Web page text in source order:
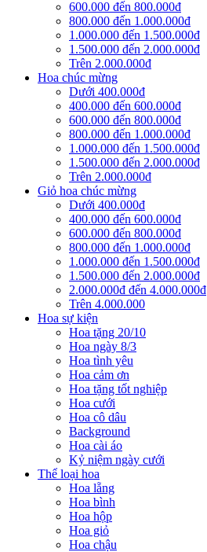
600.000 đến 800.000đ
800.000 đến 1.000.000đ
1.000.000 đến 1.500.000đ
1.500.000 đến 2.000.000đ
Trên 2.000.000đ
Hoa chúc mừng
Dưới 400.000đ
400.000 đến 600.000đ
600.000 đến 800.000đ
800.000 đến 1.000.000đ
1.000.000 đến 1.500.000đ
1.500.000 đến 2.000.000đ
Trên 2.000.000đ
Giỏ hoa chúc mừng
Dưới 400.000đ
400.000 đến 600.000đ
600.000 đến 800.000đ
800.000 đến 1.000.000đ
1.000.000 đến 1.500.000đ
1.500.000 đến 2.000.000đ
2.000.000đ đến 4.000.000đ
Trên 4.000.000
Hoa sự kiện
Hoa tặng 20/10
Hoa ngày 8/3
Hoa tình yêu
Hoa cảm ơn
Hoa tặng tốt nghiệp
Hoa cưới
Hoa cô dâu
Background
Hoa cài áo
Kỷ niệm ngày cưới
Thể loại hoa
Hoa lẵng
Hoa bình
Hoa hộp
Hoa giỏ
Hoa chậu